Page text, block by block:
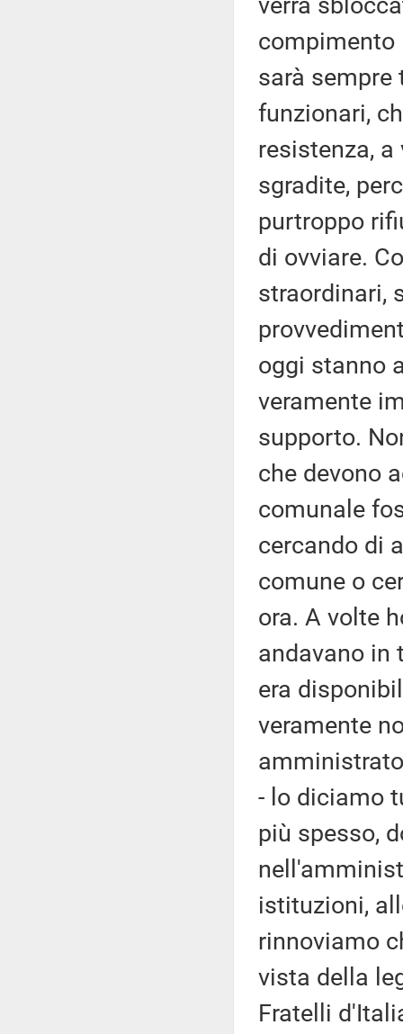
compimento
sarà sempre
funzionari,
resistenza,
sgradite,
purtroppo
di ovviare.
straordinari,
oggi stanno
veramente
supporto.
che devono
comunale
cercando di
comune o
ora. A volte
andavano in
era
veramente
- lo diciamo
più spesso,
istituzioni,
rinnoviamo
vista della
Fratelli